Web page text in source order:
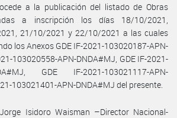
a la publicación del listado de Obras
a inscripción los días 18/10/2021,
21/10/2021 y 22/10/2021 a las cuales
los Anexos GDE IF-2021-103020187-APN-
103020558-APN-DNDA#MJ, GDE IF-2021-
GDE IF-2021-103021117-APN-
103021401-APN-DNDA#MJ del presente.
Isidoro Waisman –Director Nacional-